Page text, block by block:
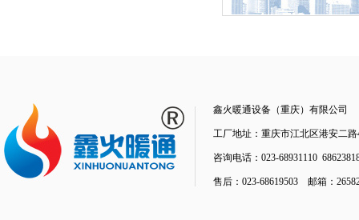
鑫火暖通设备（重庆）有限公司
工厂地址：重庆市江北区港安二
咨询电话：023-68931110
售后：023-68619503 邮箱：